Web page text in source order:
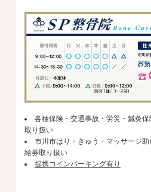
各種保険・交通事故・労災・鍼灸
取り扱い
市川市はり・きゅう・マッサージ
給券取り扱い
提携コインパーキング有り